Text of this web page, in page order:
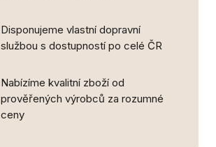
Disponujeme vlastní dopravní
službou s dostupností po celé ČR
Nabízíme kvalitní zboží od
prověřených výrobců za rozumné
ceny